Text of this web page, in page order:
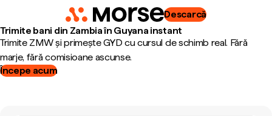
Descarcă
Trimite bani din Zambia în Guyana instant
Trimite ZMW și primește GYD cu cursul de schimb real. Fără
marje, fără comisioane ascunse.
Începe acum